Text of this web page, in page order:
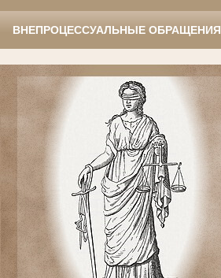
ВНЕПРОЦЕССУАЛЬНЫЕ ОБРАЩЕНИЯ